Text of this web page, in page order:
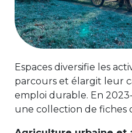
Espaces diversifie les
parcours et élargit leur
emploi durable. En
une collection de fiches